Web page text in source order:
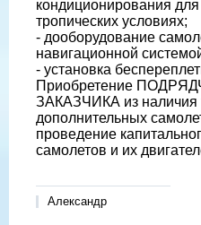
кондиционирования для
тропических условиях;
- дооборудование
навигационной
- установка
Приобретение
ЗАКАЗЧИКА из наличия
дополнительных
проведение
самолетов и их
Александр